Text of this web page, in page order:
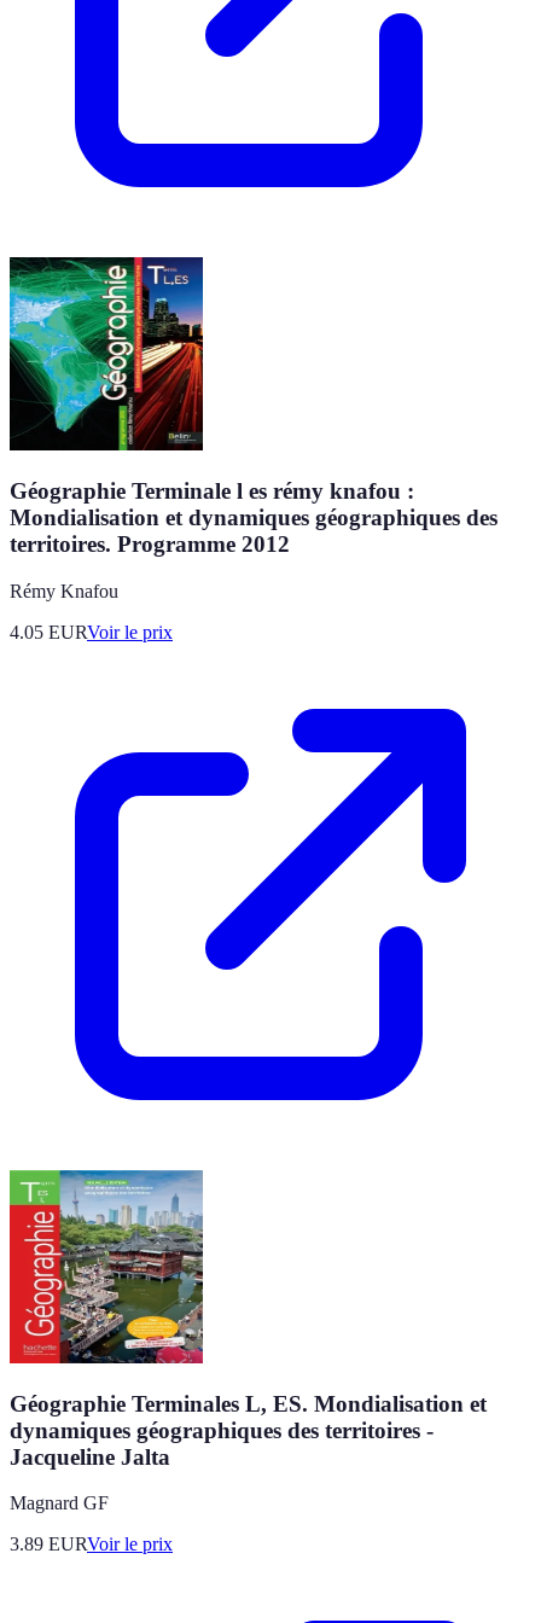
Géographie Terminale l es rémy knafou :
Mondialisation et dynamiques géographiques des
territoires. Programme 2012
Rémy Knafou
4.05 EURVoir le prix
Géographie Terminales L, ES. Mondialisation et
dynamiques géographiques des territoires -
Jacqueline Jalta
Magnard GF
3.89 EURVoir le prix